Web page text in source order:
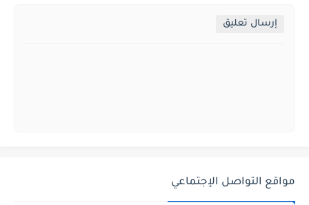
إرسال تعليق
مواقع التواصل الإجتماعي